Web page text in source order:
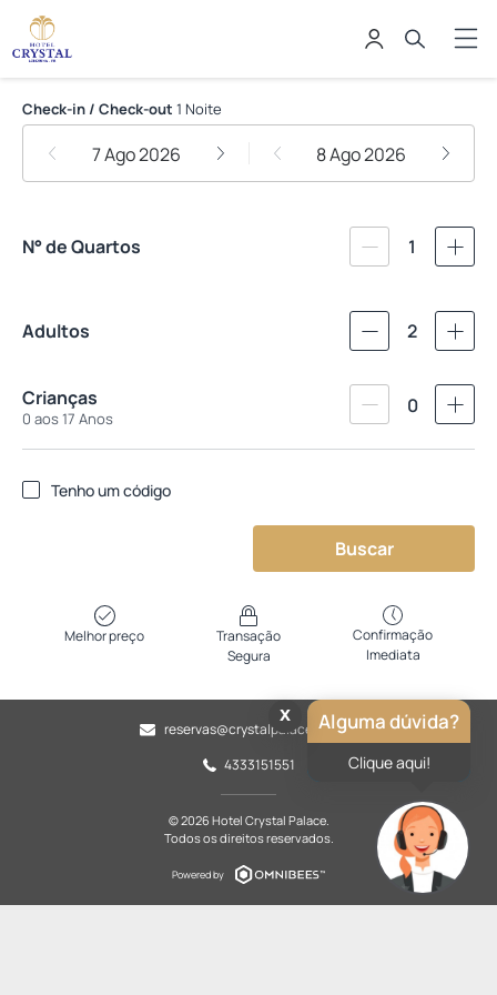
Hotel Crystal Palace
Check-in / Check-out 1 Noite
7 Ago 2026 8 Ago 2026
N° de Quartos 1
Adultos 2
Crianças
0 aos 17 Anos
0
Tenho um código
Buscar
Melhor preço
Transação
Segura
Confirmação
Imediata
reservas@crystalpalace.com.br
4333151551
© 2026 Hotel Crystal Palace.
Todos os direitos reservados.
Powered by
Alguma dúvida?
Clique aqui!
x